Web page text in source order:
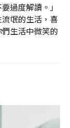
過度解讀。」
氓的生活，喜
生活中微笑的